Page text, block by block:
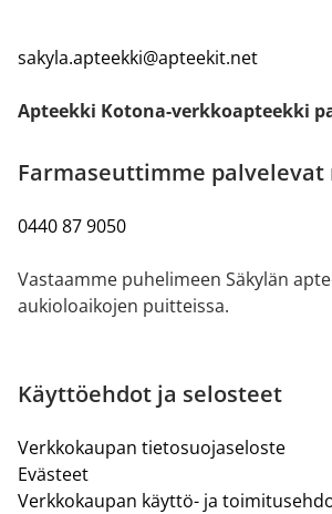
sakyla.apteekki@apteekit.net
Apteekki Kotona-verkkoapteekki
Farmaseuttimme palvelevat
0440 87 9050
Vastaamme puhelimeen Säkylän
aukioloaikojen puitteissa.
Käyttöehdot ja selosteet
Verkkokaupan tietosuojaseloste
Evästeet
Verkkokaupan käyttö- ja